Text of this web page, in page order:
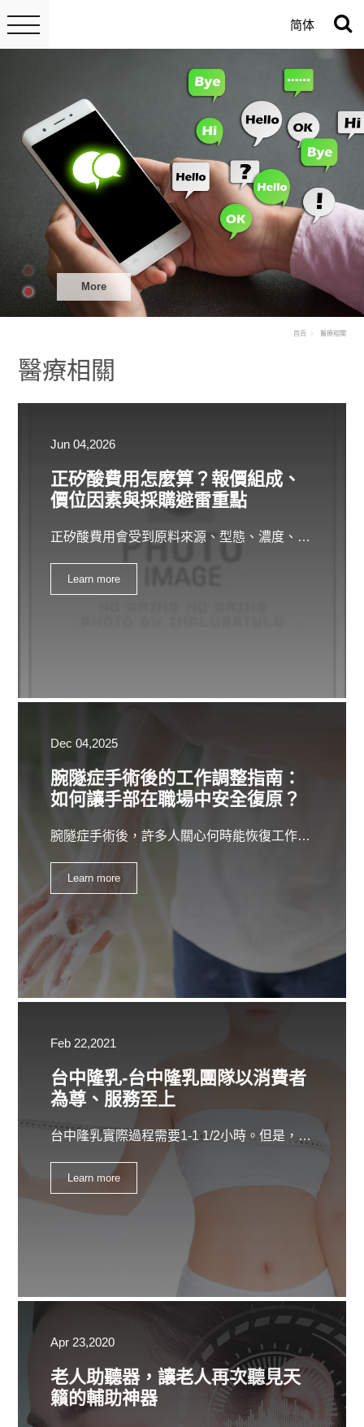
简体
More
首頁 醫療相關
醫療相關
Jun 04,2026
正矽酸費用怎麼算？報價組成、
價位因素與採購避雷重點
正矽酸費用會受到原料來源、型態、濃度、檢驗文件、採購數量、配方應用與代工服務影響。本文整理正矽酸報價組成、價位差異、預算情境與報價單必問問題，幫助第一次採購正矽酸的品牌方或廠商，看懂費用怎麼算，避免只比較單價而忽略品質、文件、交期與後續量產風險。
Learn more
Dec 04,2025
腕隧症手術後的工作調整指南：
如何讓手部在職場中安全復原？
腕隧症手術後，許多人關心何時能恢復工作，以及哪些工作模式適合術後初期。不同職業的手部使用量不同，因此調整方式也會有所差異。了解術後在職場的使用原則與漸進恢復方式，有助於減少手部負擔並提升恢復舒適度。
Learn more
Feb 22,2021
台中隆乳-台中隆乳團隊以消費者
為尊、服務至上
台中隆乳實際過程需要1-1 1/2小時。但是，您在手術室的時間會更長。由於隆乳，您還可能需要應對胸部腫脹，因此請確保您服用了規定的抗生素，因為它們將有助於控制腫脹。這種腫脹通常在隆乳手術後約三，五天后達到峰值，然後逐漸消失。瘀傷不是您必須應對的常見副作用。在大多數情況下，進行隆乳手術的女性不會看到瘀傷，但這並不意味著不會發生瘀傷，因此只要有準備就做好準備。
Learn more
Apr 23,2020
老人助聽器，讓老人再次聽見天
籟的輔助神器